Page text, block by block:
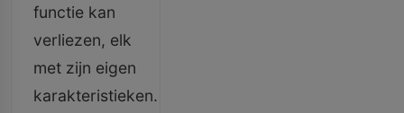
functie kan
verliezen, elk
met zijn eigen
karakteristieken.